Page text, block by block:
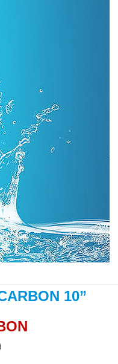
10”